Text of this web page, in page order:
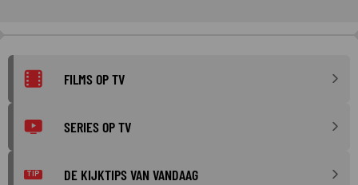
FILMS OP TV
SERIES OP TV
TIP DE KIJKTIPS VAN VANDAAG